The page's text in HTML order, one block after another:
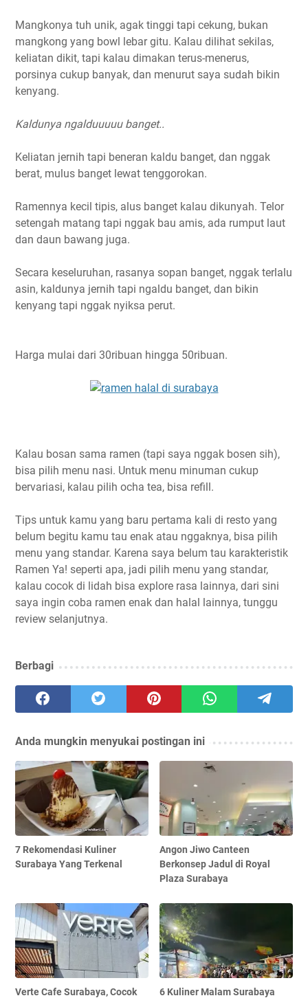
Mangkonya tuh unik, agak tinggi tapi cekung, bukan
mangkong yang bowl lebar gitu. Kalau dilihat sekilas,
keliatan dikit, tapi kalau dimakan terus-menerus,
porsinya cukup banyak, dan menurut saya sudah bikin
kenyang.
Kaldunya ngalduuuuu banget..
Keliatan jernih tapi beneran kaldu banget, dan nggak
berat, mulus banget lewat tenggorokan.
Ramennya kecil tipis, alus banget kalau dikunyah. Telor
setengah matang tapi nggak bau amis, ada rumput laut
dan daun bawang juga.
Secara keseluruhan, rasanya sopan banget, nggak terlalu
asin, kaldunya jernih tapi ngaldu banget, dan bikin
kenyang tapi nggak nyiksa perut.
Harga mulai dari 30ribuan hingga 50ribuan.
Kalau bosan sama ramen (tapi saya nggak bosen sih),
bisa pilih menu nasi. Untuk menu minuman cukup
bervariasi, kalau pilih ocha tea, bisa refill.
Tips untuk kamu yang baru pertama kali di resto yang
belum begitu kamu tau enak atau nggaknya, bisa pilih
menu yang standar. Karena saya belum tau karakteristik
Ramen Ya! seperti apa, jadi pilih menu yang standar,
kalau cocok di lidah bisa explore rasa lainnya, dari sini
saya ingin coba ramen enak dan halal lainnya, tunggu
review selanjutnya.
Berbagi
Anda mungkin menyukai postingan ini
7 Rekomendasi Kuliner
Surabaya Yang Terkenal
Angon Jiwo Canteen
Berkonsep Jadul di Royal
Plaza Surabaya
Verte Cafe Surabaya, Cocok
6 Kuliner Malam Surabaya